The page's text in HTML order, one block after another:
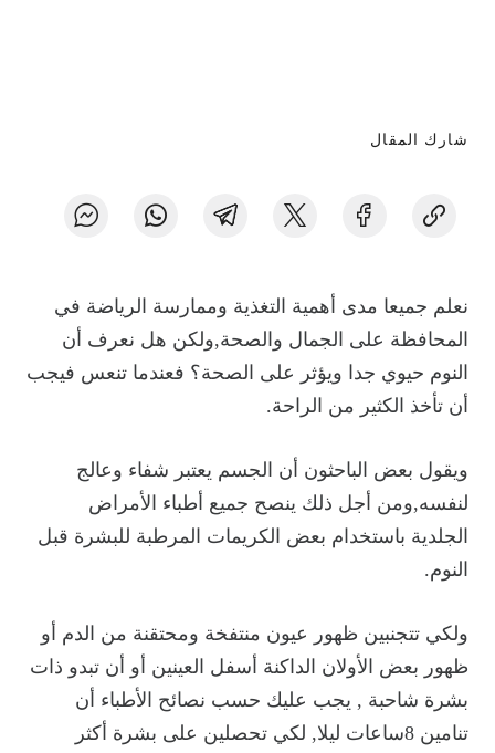
شارك المقال
نعلم جميعا مدى أهمية التغذية وممارسة الرياضة في
المحافظة على الجمال والصحة,ولكن هل نعرف أن
النوم حيوي جدا ويؤثر على الصحة؟ فعندما تنعس فيجب
أن تأخذ الكثير من الراحة.
ويقول بعض الباحثون أن الجسم يعتبر شفاء وعالج
لنفسه,ومن أجل ذلك ينصح جميع أطباء الأمراض
الجلدية باستخدام بعض الكريمات المرطبة للبشرة قبل
النوم.
ولكي تتجنبين ظهور عيون منتفخة ومحتقنة من الدم أو
ظهور بعض الأولان الداكنة أسفل العينين أو أن تبدو ذات
بشرة شاحبة , يجب عليك حسب نصائح الأطباء أن
تنامين 8ساعات ليلا, لكي تحصلين على بشرة أكثر